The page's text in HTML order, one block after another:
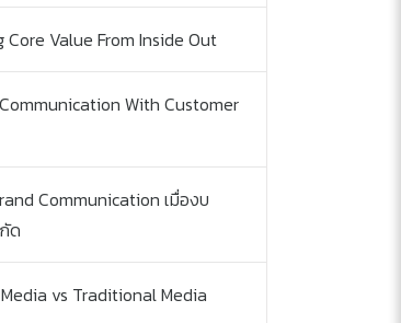
Core Value From Inside Out
With Customer
Communication เมื่องบ
ด
vs Traditional Media